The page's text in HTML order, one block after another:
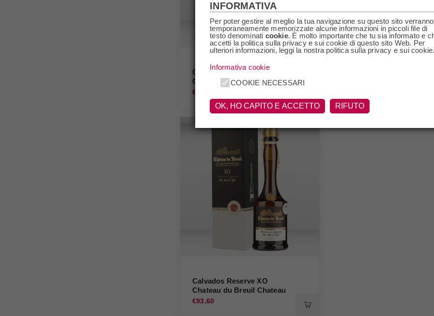
Calvados Boulard Bourbon
Cask Finish Boulard
€49,50
Calvados Reserve XO
Chateau du Breuil Chateau
du Breuil
€93,60
INFORMATIVA
Per poter gestire al meglio la tua navigazione su questo sito verranno
temporaneamente memorizzate alcune informazioni in piccoli file di
testo denominati cookie. È molto importante che tu sia informato e
accetti la politica sulla privacy e sui cookie di questo sito Web. Per
ulteriori informazioni, leggi la nostra politica sulla privacy e sui cookie.
Informativa cookie
COOKIE NECESSARI
OK, HO CAPITO E ACCETTO RIFUTO